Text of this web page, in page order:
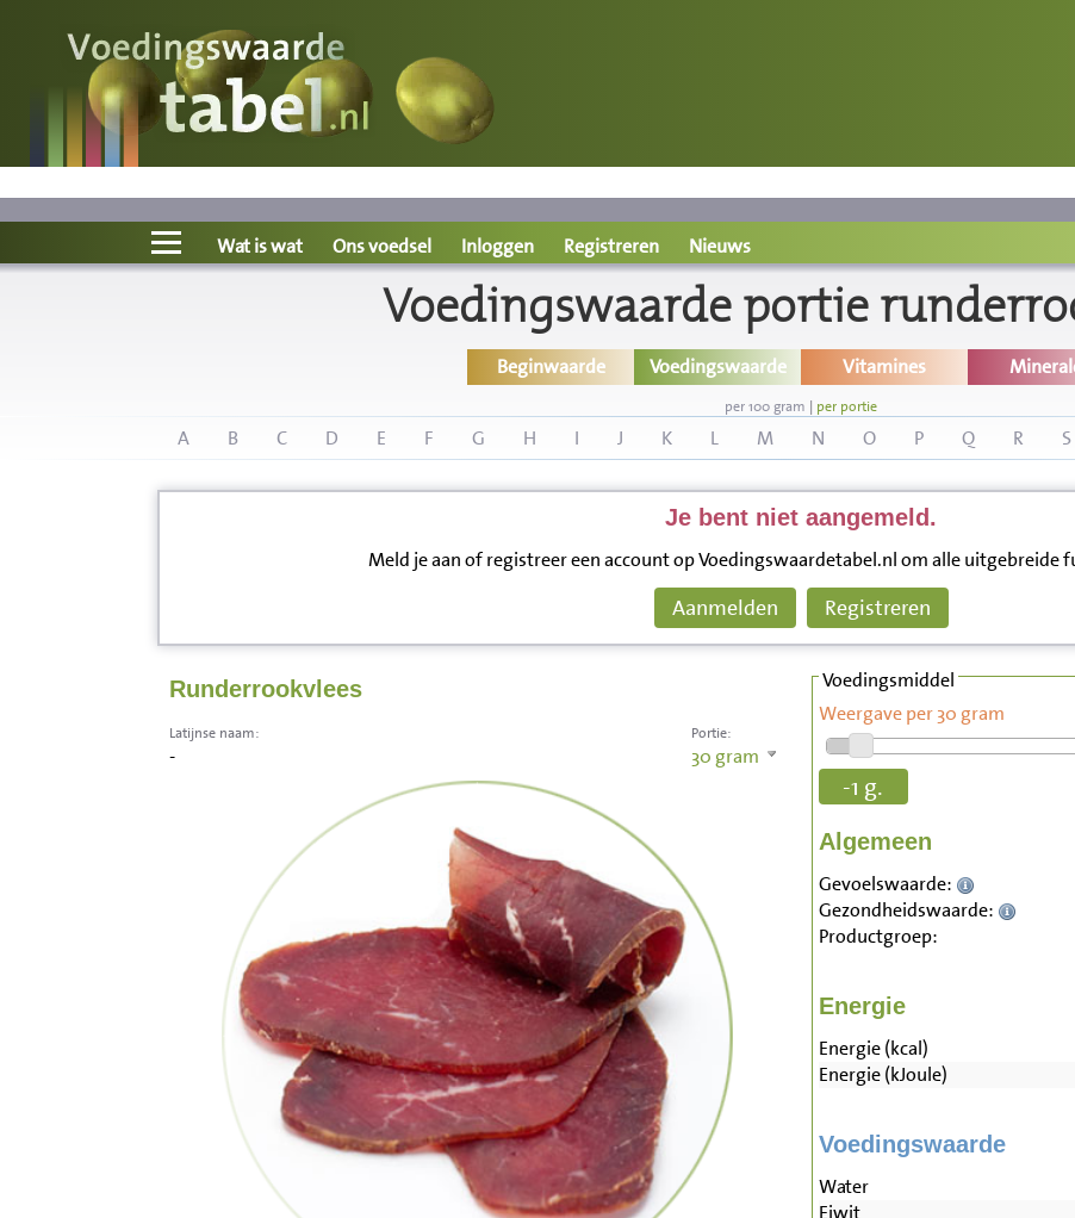
Voedingswaarde
Wat is wat?
Ons voedsel
Wat is wat Ons voedsel Inloggen Registreren Nieuws
Voedingswaarde portie
Beginwaarde Voedingswaarde Vitamines
per 100 gram | per portie
A B C D E F G H I J K L M N O P Q R S
Je bent niet aangemeld.
Meld je aan of registreer een account op Voedingswaardetabel.nl om alle uitgebreide
Aanmelden Registreren
Runderrookvlees
Portie:
30 gram
Latijnse naam:
-
Voedingsmiddel
Weergave per 30 gram
-1 g.
Algemeen
Gevoelswaarde:
Gezondheidswaarde:
Productgroep:
Energie
Energie (kcal)
Energie (kJoule)
Voedingswaarde
Water
Eiwit